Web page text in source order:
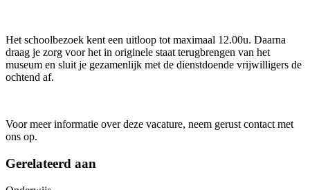
Het schoolbezoek kent een uitloop tot maximaal 12.00u. Daarna
draag je zorg voor het in originele staat terugbrengen van het
museum en sluit je gezamenlijk met de dienstdoende vrijwilligers de
ochtend af.
Voor meer informatie over deze vacature, neem gerust contact met
ons op.
Gerelateerd aan